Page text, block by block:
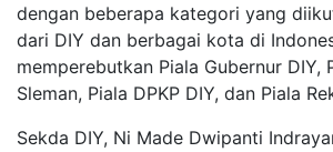
dengan beberapa kategori yang
dari DIY dan berbagai kota di
memperebutkan Piala Gubernur DIY,
Sleman, Piala DPKP DIY, dan Piala
Sekda DIY, Ni Made Dwipanti